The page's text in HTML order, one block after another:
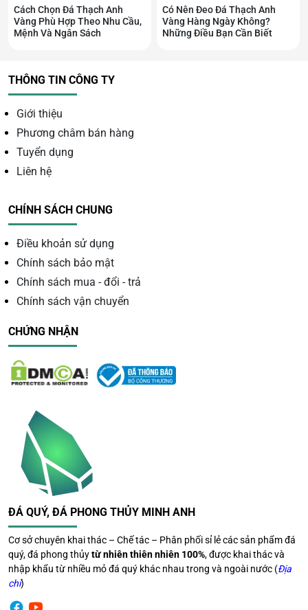
Vàng nâu.
Điều này giúp khách hàng có nhiều lựa chọn phù hợp với
Độ bền cao
dụng hằng ngày nếu được bảo quản đúng cách.
Các mẫu vòng tay thạch anh
vàng tại Đá Quý Minh Anh
Theo kích thước hạt
Kích thước Phù hợp
6 mm Nữ
Cách Chọn Đá Thạch Anh
Vàng Phù Hợp Theo Nhu Cầu,
Mệnh Và Ngân Sách
Có Nên Đeo Đá Thạch Anh
Vàng Hàng Ngày Không?
Những Điều Bạn Cần Biết
THÔNG TIN CÔNG TY
Giới thiệu
Phương châm bán hàng
Tuyển dụng
Liên hệ
CHÍNH SÁCH CHUNG
Điều khoản sử dụng
Chính sách bảo mật
Chính sách mua - đổi - trả
Chính sách vận chuyển
CHỨNG NHẬN
ĐÁ QUÝ, ĐÁ PHONG THỦY MINH ANH
Cơ sở chuyên khai thác – Chế tác – Phân phối sỉ lẻ các sản phẩm đá
quý, đá phong thủytừ nhiên thiên nhiên 100%, được khai thác và
nhập khẩu từ nhiều mỏ đá quý khác nhau trong và ngoài nước (Địa
chỉ)